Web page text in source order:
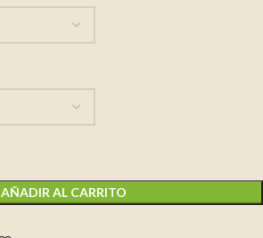
AÑADIR AL CARRITO